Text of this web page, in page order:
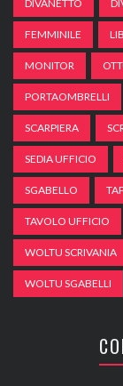
DIVANETTO
FEMMINILE
MONITOR
PORTAOMBRELLI
SCARPIERA
SEDIA UFFICIO
SGABELLO
TAVOLO UFFICIO
WOLTU SCRIVANIA
WOLTU SGABELLI